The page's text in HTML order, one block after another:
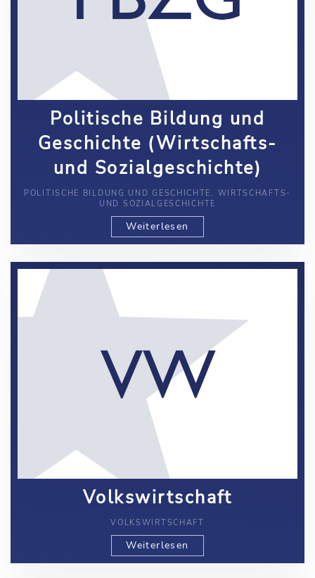
Politische Bildung und
Geschichte (Wirtschafts-
und Sozialgeschichte)
POLITISCHE BILDUNG UND GESCHICHTE, WIRTSCHAFTS-
UND SOZIALGESCHICHTE
Weiterlesen
Volkswirtschaft
VOLKSWIRTSCHAFT
Weiterlesen